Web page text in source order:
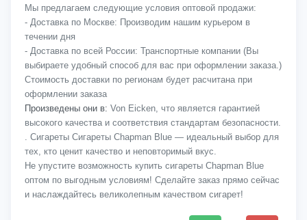
Мы предлагаем следующие условия оптовой продажи:
- Доставка по Москве: Производим нашим курьером в
течении дня
- Доставка по всей России: Транспортные компании (Вы
выбираете удобный способ для вас при оформлении заказа.)
Стоимость доставки по регионам будет расчитана при
оформлении заказа
Произведены они в: Von Eicken, что является гарантией
высокого качества и соответствия стандартам безопасности.
. Сигареты Сигареты Chapman Blue — идеальный выбор для
тех, кто ценит качество и неповторимый вкус.
Не упустите возможность купить сигареты Chapman Blue
оптом по выгодным условиям! Сделайте заказ прямо сейчас
и наслаждайтесь великолепным качеством сигарет!